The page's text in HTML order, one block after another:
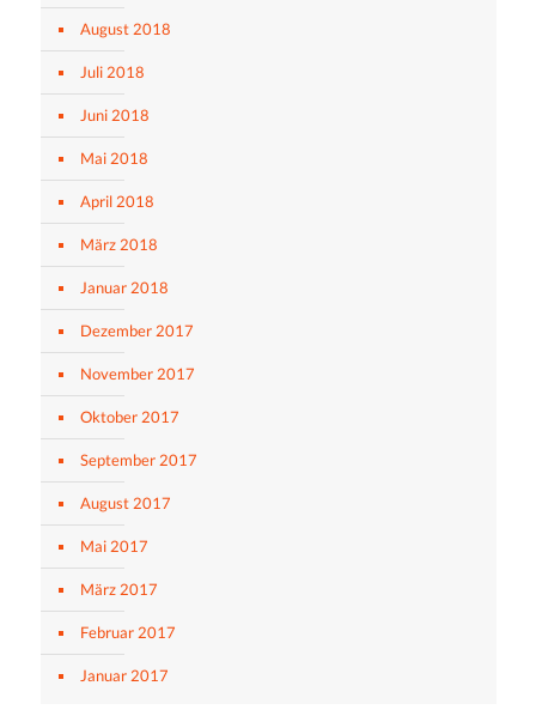
August 2018
Juli 2018
Juni 2018
Mai 2018
April 2018
März 2018
Januar 2018
Dezember 2017
November 2017
Oktober 2017
September 2017
August 2017
Mai 2017
März 2017
Februar 2017
Januar 2017